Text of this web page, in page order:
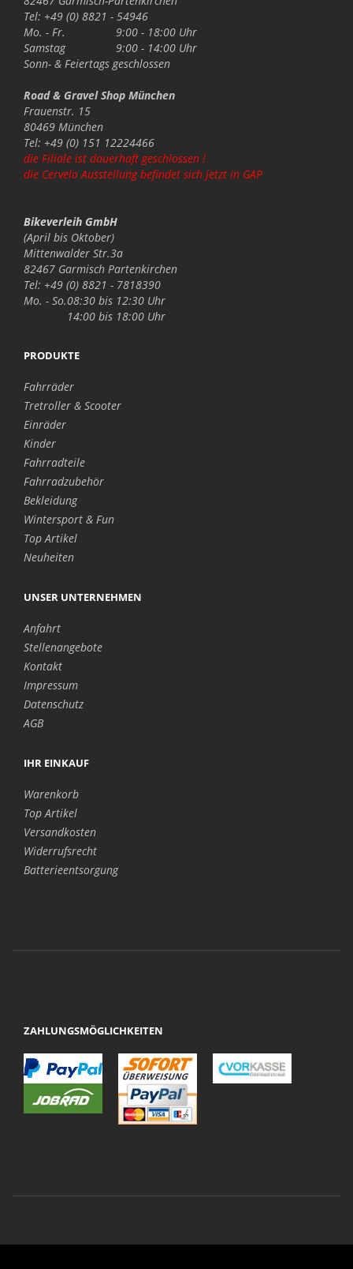
Tel: +49 (0) 8821 - 54946
Mo. - Fr.
9:00 - 18:00 Uhr
Samstag
9:00 - 14:00 Uhr
Sonn- & Feiertagsgeschlossen
Road & Gravel Shop München
Frauenstr. 15
80469 München
Tel: +49 (0) 151 12224466
die Filiale ist dauerhaft geschlossen !
die Cervelo Ausstellung befindet sich jetzt in GAP
Bikeverleih GmbH
(April bis Oktober)
Mittenwalder Str.3a
82467 Garmisch Partenkirchen
Tel: +49 (0) 8821 - 7818390
Mo. - So.08:30 bis 12:30 Uhr
14:00 bis 18:00 Uhr
PRODUKTE
Fahrräder
Tretroller & Scooter
Einräder
Kinder
Fahrradteile
Fahrradzubehör
Bekleidung
Wintersport & Fun
Top Artikel
Neuheiten
UNSER UNTERNEHMEN
Anfahrt
Stellenangebote
Kontakt
Impressum
Datenschutz
AGB
IHR EINKAUF
Warenkorb
Top Artikel
Versandkosten
Widerrufsrecht
Batterieentsorgung
ZAHLUNGSMÖGLICHKEITEN